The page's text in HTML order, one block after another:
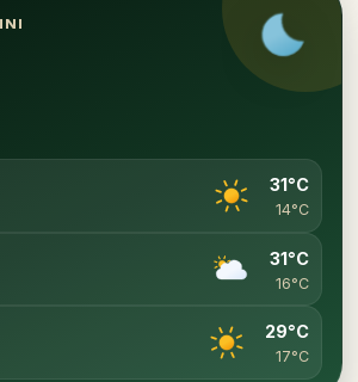
31°C
14°C
31°C
16°C
29°C
17°C